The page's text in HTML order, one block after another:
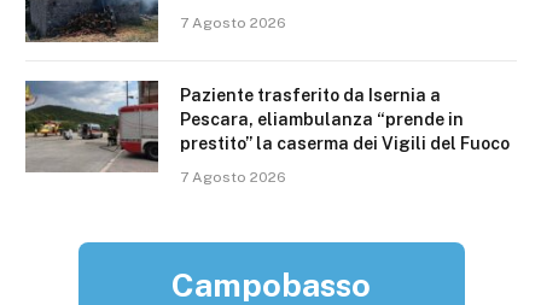
7 Agosto 2026
Paziente trasferito da Isernia a
Pescara, eliambulanza “prende in
prestito” la caserma dei Vigili del Fuoco
7 Agosto 2026
Campobasso